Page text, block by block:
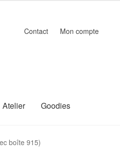
Contact Mon compte
Atelier Goodies
boîte 915)